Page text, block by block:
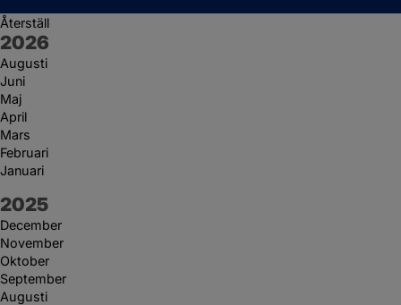
Återställ
År:
2026
Augusti
Juni
Maj
April
Mars
Februari
Januari
År:
2025
December
November
Oktober
September
Augusti